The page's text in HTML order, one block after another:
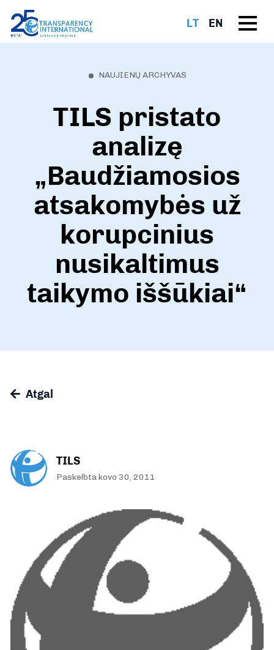
LT EN
NAUJIENŲ ARCHYVAS
TILS pristato
analizę
„Baudžiamosios
atsakomybės už
korupcinius
nusikaltimus
taikymo iššūkiai“
Atgal
TILS
Paskelbta kovo 30, 2011